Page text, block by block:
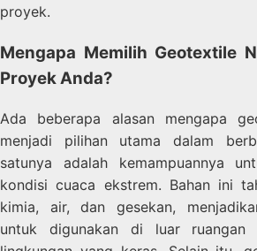
proyek.
Mengapa Memilih Geotextile
Proyek Anda?
Ada beberapa alasan mengapa
menjadi pilihan utama dalam
satunya adalah kemampuannya
kondisi cuaca ekstrem. Bahan ini
kimia, air, dan gesekan,
untuk digunakan di luar ruangan